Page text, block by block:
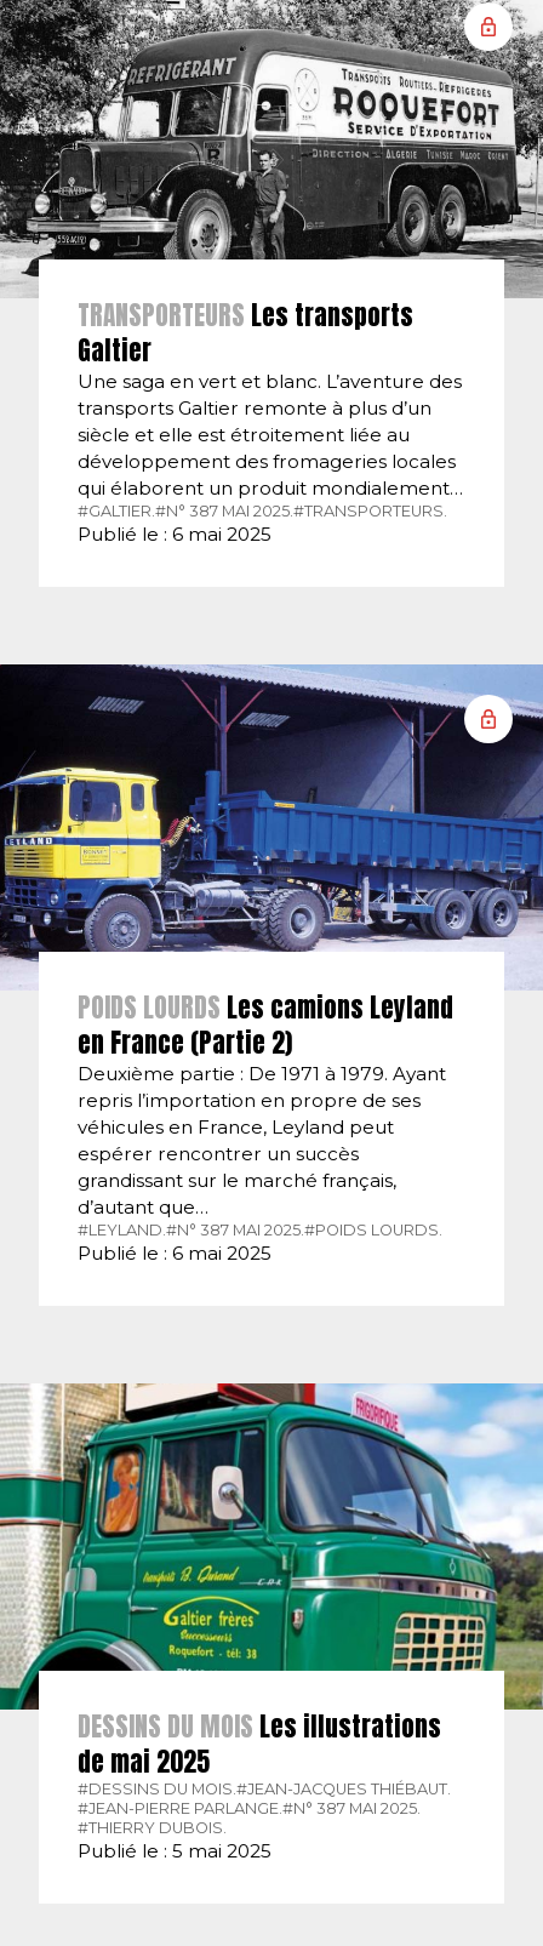
TRANSPORTEURS Les transports
Galtier
Une saga en vert et blanc. L’aventure des
transports Galtier remonte à plus d’un
siècle et elle est étroitement liée au
développement des fromageries locales
qui élaborent un produit mondialement…
#GALTIER.#N° 387 MAI 2025.#TRANSPORTEURS.
Publié le : 6 mai 2025
POIDS LOURDS Les camions Leyland
en France (Partie 2)
Deuxième partie : De 1971 à 1979. Ayant
repris l’importation en propre de ses
véhicules en France, Leyland peut
espérer rencontrer un succès
grandissant sur le marché français,
d’autant que…
#LEYLAND. #N° 387 MAI 2025. #POIDS LOURDS.
Publié le : 6 mai 2025
DESSINS DU MOIS Les illustrations
de mai 2025
#DESSINS DU MOIS. #JEAN-JACQUES THIÉBAUT.
#JEAN-PIERRE PARLANGE. #N° 387 MAI 2025.
#THIERRY DUBOIS.
Publié le : 5 mai 2025